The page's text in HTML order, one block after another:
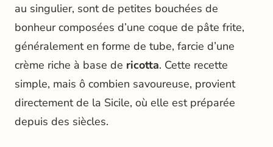
au singulier, sont de petites bouchées de
bonheur composées d’une coque de pâte frite,
généralement en forme de tube, farcie d’une
crème riche à base de ricotta. Cette recette
simple, mais ô combien savoureuse, provient
directement de la Sicile, où elle est préparée
depuis des siècles.